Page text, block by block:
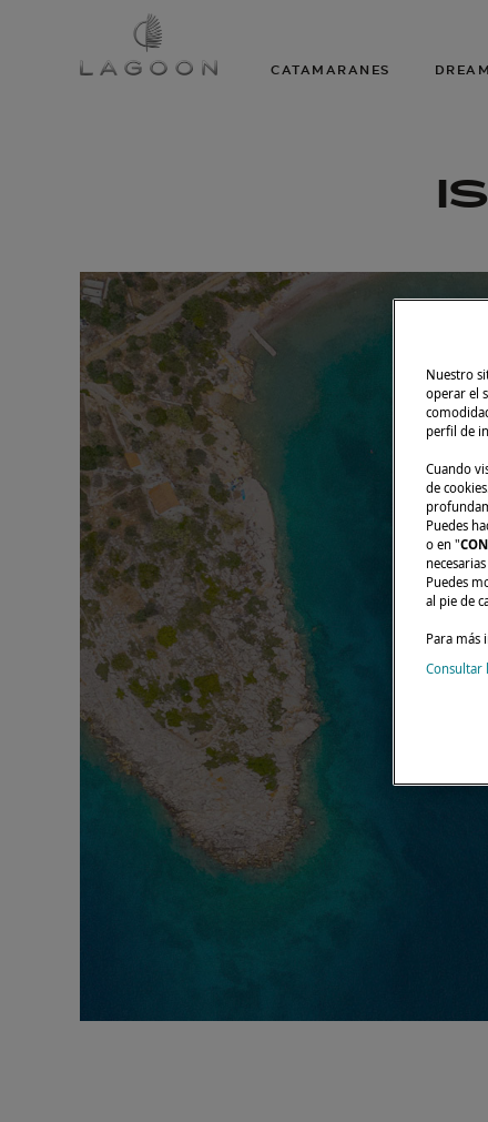
CATAMARANES
Nuestro
operar el
perfil de
Cuando
de
Puedes
o en "
Puedes
al pie de
Para más
Consultar